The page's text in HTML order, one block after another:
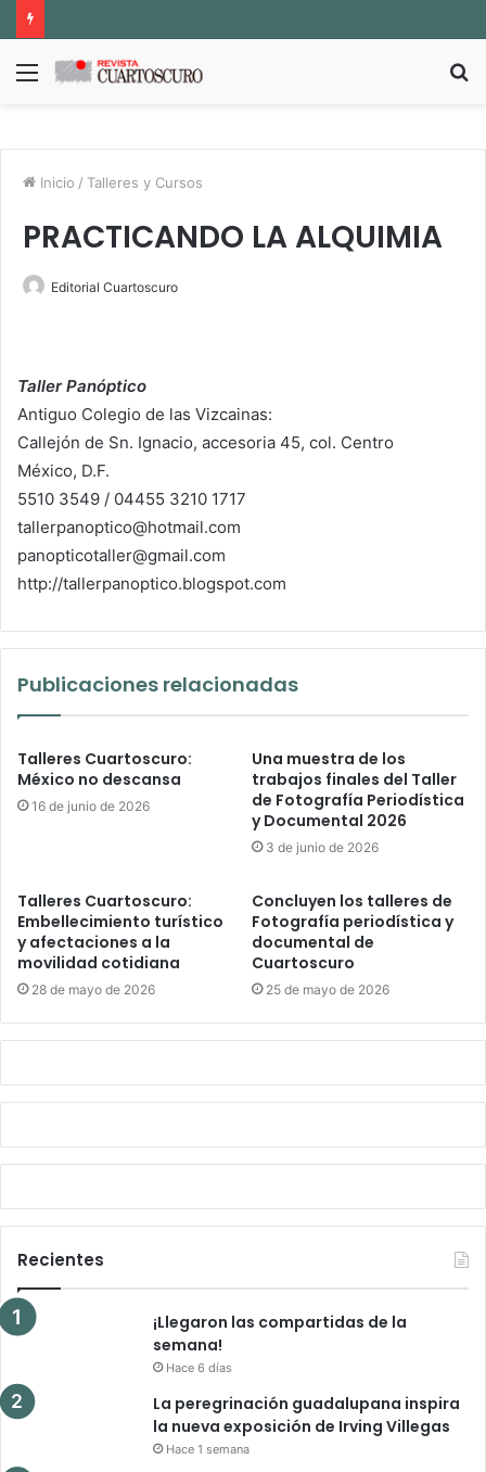
Menú
Inicio / Talleres y Cursos
PRACTICANDO LA ALQUIMIA
Editorial Cuartoscuro
Taller Panóptico
Antiguo Colegio de las Vizcainas:
Callejón de Sn. Ignacio, accesoria 45, col. Centro
México, D.F.
5510 3549 / 04455 3210 1717
tallerpanoptico@hotmail.com
panopticotaller@gmail.com
http://tallerpanoptico.blogspot.com
Publicaciones relacionadas
Talleres Cuartoscuro:
México no descansa
16 de junio de 2026
Una muestra de los
trabajos finales del Taller
de Fotografía Periodística
y Documental 2026
3 de junio de 2026
Talleres Cuartoscuro:
Embellecimiento turístico
y afectaciones a la
movilidad cotidiana
28 de mayo de 2026
Concluyen los talleres de
Fotografía periodística y
documental de
Cuartoscuro
25 de mayo de 2026
Recientes
¡Llegaron las compartidas de la
semana!
Hace 6 días
La peregrinación guadalupana inspira
la nueva exposición de Irving Villegas
Hace 1 semana